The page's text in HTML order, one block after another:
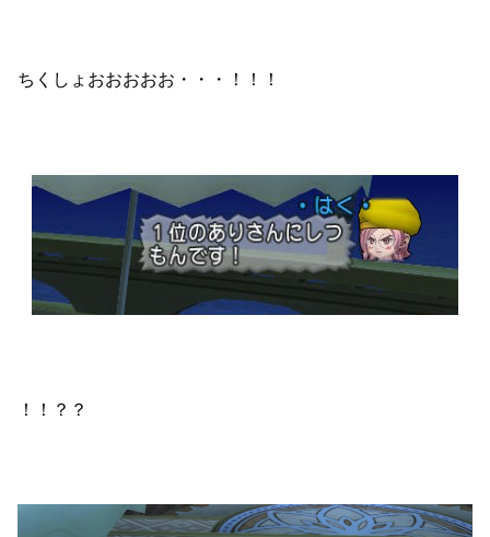
ちくしょおおおおお・・・！！！
！！？？